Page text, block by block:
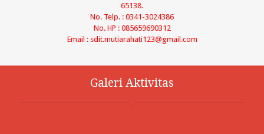
65138.
No. Telp. : 0341-3024386
No. HP : 085659690312
Email : sdit.mutiarahati123@gmail.com
Galeri Aktivitas